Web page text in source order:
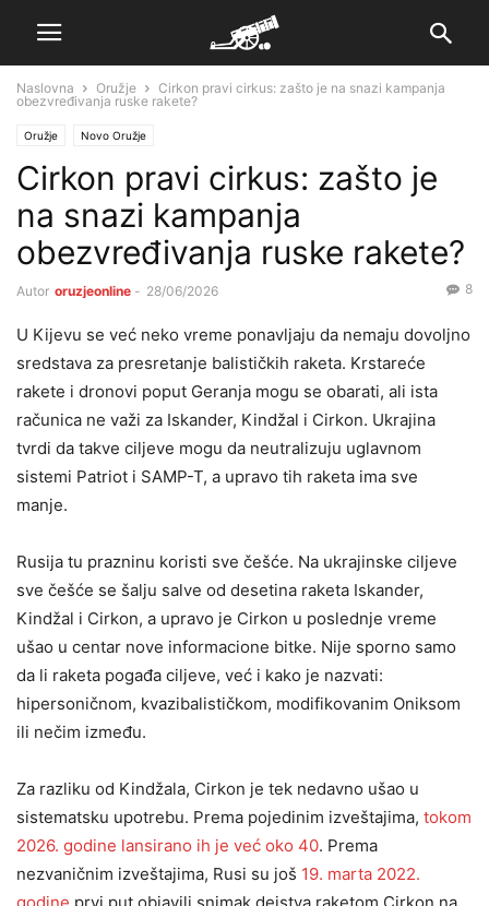
Naslovna Oružje
Cirkon pravi cirkus: zašto je na snazi kampanja
obezvređivanja ruske rakete?
Oružje Novo Oružje
Cirkon pravi cirkus: zašto je
na snazi kampanja
obezvređivanja ruske rakete?
Autor oruzjeonline - 28/06/2026 8
U Kijevu se već neko vreme ponavljaju da nemaju dovoljno
sredstava za presretanje balističkih raketa. Krstareće
rakete i dronovi poput Geranja mogu se obarati, ali ista
računica ne važi za Iskander, Kindžal i Cirkon. Ukrajina
tvrdi da takve ciljeve mogu da neutralizuju uglavnom
sistemi Patriot i SAMP-T, a upravo tih raketa ima sve
manje.
Rusija tu prazninu koristi sve češće. Na ukrajinske ciljeve
sve češće se šalju salve od desetina raketa Iskander,
Kindžal i Cirkon, a upravo je Cirkon u poslednje vreme
ušao u centar nove informacione bitke. Nije sporno samo
da li raketa pogađa ciljeve, već i kako je nazvati:
hipersoničnom, kvazibalističkom, modifikovanim Oniksom
ili nečim između.
Za razliku od Kindžala, Cirkon je tek nedavno ušao u
sistematsku upotrebu. Prema pojedinim izveštajima, tokom
2026. godine lansirano ih je već oko 40. Prema
nezvaničnim izveštajima, Rusi su još 19. marta 2022.